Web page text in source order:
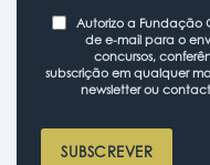
Autorizo a Fundação
de e-mail para o
concursos,
subscrição em qualquer
newsletter ou
SUBSCREVER